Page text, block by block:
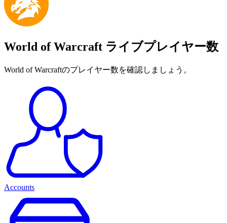
World of Warcraft ライブプレイヤー数
World of Warcraftのプレイヤー数を確認しましょう。
Accounts